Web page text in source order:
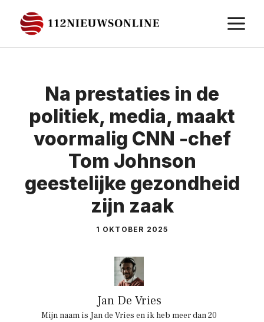
naar
de
Na prestaties in de
politiek, media, maakt
voormalig CNN -chef
Tom Johnson
geestelijke gezondheid
zijn zaak
1 OKTOBER 2025
Jan De Vries
Mijn naam is Jan de Vries en ik heb meer dan 20